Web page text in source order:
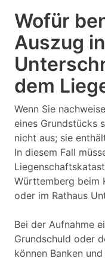
Wofür
Auszug in
dem
Wenn Sie
eines Grundstücks
nicht aus; sie
In diesem Fall
Württemberg beim
oder im Rathaus
Bei der Aufnahme
Grundschuld oder
können Banken